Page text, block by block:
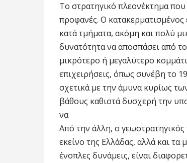
Το στρατηγικό πλεονέκτημα
προφανές. Ο κατακερματισμένος
κατά τμήματα, ακόμη και πολύ
δυνατότητα να αποσπάσει από
μικρότερο ή μεγαλύτερο
επιχειρήσεις, όπως συνέβη το
σχετικά με την άμυνα κυρίως
βάθους καθιστά δυσχερή την
να
Από την άλλη, ο γεωστρατηγικός
εκείνο της Ελλάδας, αλλά και
ένοπλες δυνάμεις, είναι